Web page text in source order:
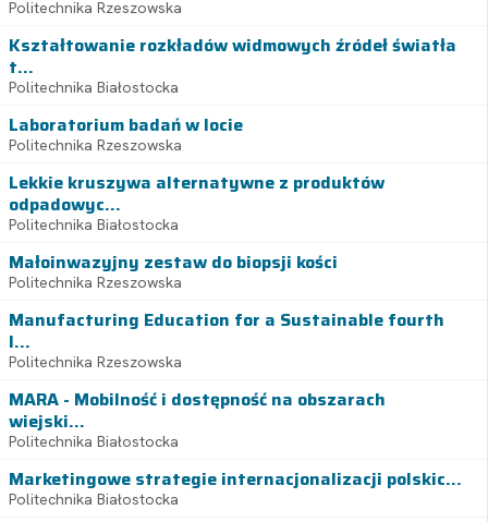
Politechnika Rzeszowska
Kształtowanie rozkładów widmowych źródeł światła
t...
Politechnika Białostocka
Laboratorium badań w locie
Politechnika Rzeszowska
Lekkie kruszywa alternatywne z produktów
odpadowyc...
Politechnika Białostocka
Małoinwazyjny zestaw do biopsji kości
Politechnika Rzeszowska
Manufacturing Education for a Sustainable fourth
I...
Politechnika Rzeszowska
MARA - Mobilność i dostępność na obszarach
wiejski...
Politechnika Białostocka
Marketingowe strategie internacjonalizacji polskic...
Politechnika Białostocka